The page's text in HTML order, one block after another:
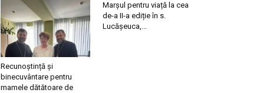
Recunoștință și
binecuvântare pentru
mamele dătătoare de
Marșul pentru viață la cea
de-a II-a ediție în s.
Lucășeuca,...